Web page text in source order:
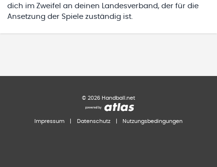
dich im Zweifel an deinen Landesverband, der für die
Ansetzung der Spiele zuständig ist.
© 2026 Handball.net
Impressum Datenschutz Nutzungsbedingungen